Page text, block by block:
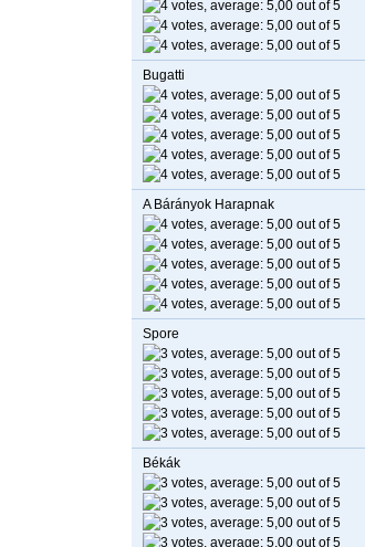
Bugatti
A Bárányok Harapnak
Spore
Békák